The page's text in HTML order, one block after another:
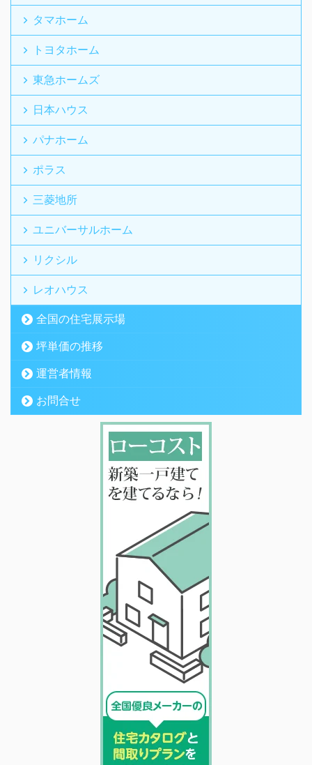
タマホーム
トヨタホーム
東急ホームズ
日本ハウス
パナホーム
ポラス
三菱地所
ユニバーサルホーム
リクシル
レオハウス
全国の住宅展示場
坪単価の推移
運営者情報
お問合せ